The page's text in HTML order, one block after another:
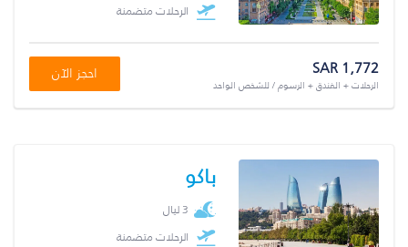
الرحلات متضمنة
SAR 1,772
الرحلات + الفندق + الرسوم / للشخص الواحد
احجز الآن
باكو
3 ليال
الرحلات متضمنة